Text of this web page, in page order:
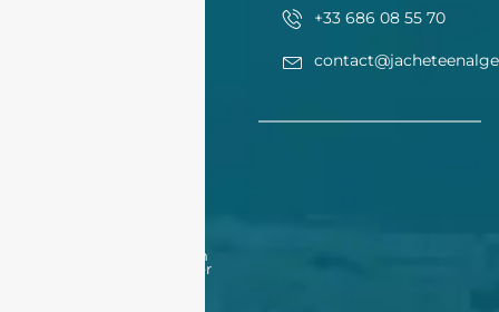
+33 686 08 55 70
Acheter un bien à Oran
Acheter un bien à Alger